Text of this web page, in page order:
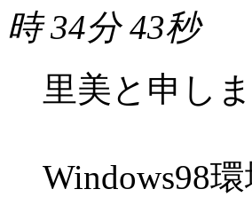
時 34分 43秒
里美と申しま
Windows98